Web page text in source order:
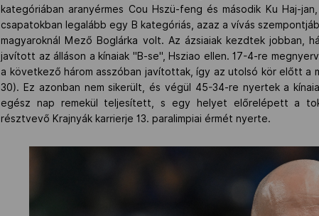
kategóriában aranyérmes Cou Hszü-feng és második Ku Haj-
csapatokban legalább egy B kategóriás, azaz a vívás
magyaroknál Mező Boglárka volt. Az ázsiaiak kezdtek jobban,
javított az álláson a kínaiak "B-se", Hsziao ellen. 17-4-re
a következő három asszóban javítottak, így az utolsó kör előtt
30). Ez azonban nem sikerült, és végül 45-34-re nyertek a
egész nap remekül teljesített, s egy helyet előrelépett a
résztvevő Krajnyák karrierje 13. paralimpiai érmét nyerte.